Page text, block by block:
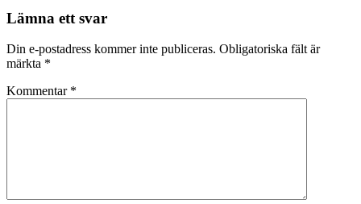
Lämna ett svar
Din e-postadress kommer inte publiceras. Obligatoriska fält är
märkta *
Kommentar *